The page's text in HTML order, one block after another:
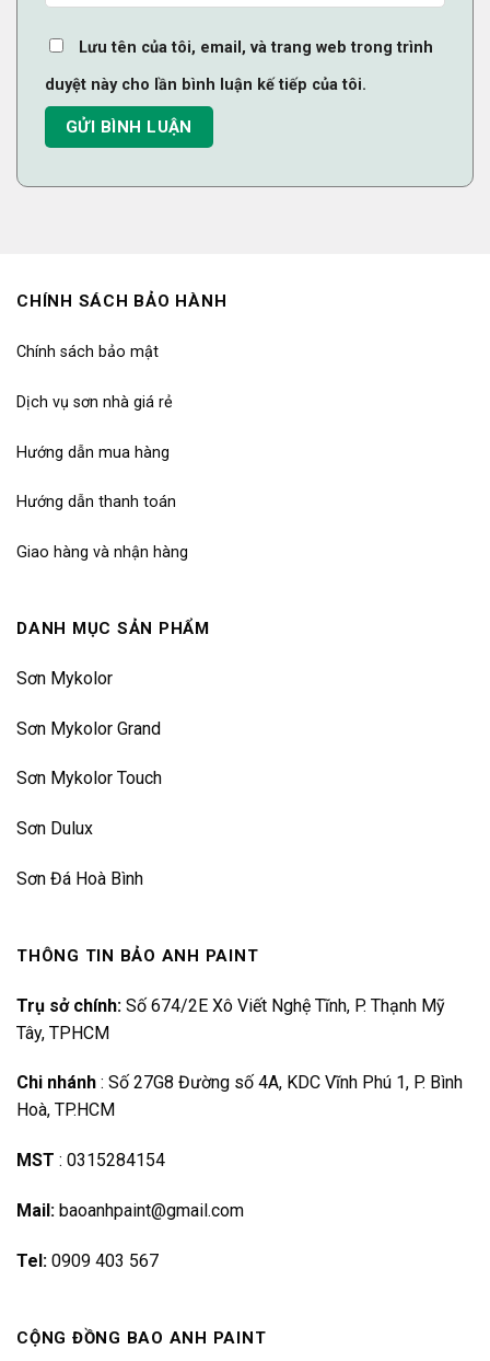
Lưu tên của tôi, email, và trang web trong trình
duyệt này cho lần bình luận kế tiếp của tôi.
CHÍNH SÁCH BẢO HÀNH
Chính sách bảo mật
Dịch vụ sơn nhà giá rẻ
Hướng dẫn mua hàng
Hướng dẫn thanh toán
Giao hàng và nhận hàng
DANH MỤC SẢN PHẨM
Sơn Mykolor
Sơn Mykolor Grand
Sơn Mykolor Touch
Sơn Dulux
Sơn Đá Hoà Bình
THÔNG TIN BẢO ANH PAINT
Trụ sở chính: Số 674/2E Xô Viết Nghệ Tĩnh, P. Thạnh Mỹ
Tây, TPHCM
Chi nhánh : Số 27G8 Đường số 4A, KDC Vĩnh Phú 1, P. Bình
Hoà, TP.HCM
MST : 0315284154
Mail: baoanhpaint@gmail.com
Tel: 0909 403 567
CỘNG ĐỒNG BAO ANH PAINT